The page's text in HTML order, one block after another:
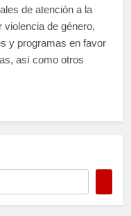
de atención a la
de género,
y programas en favor
así como otros